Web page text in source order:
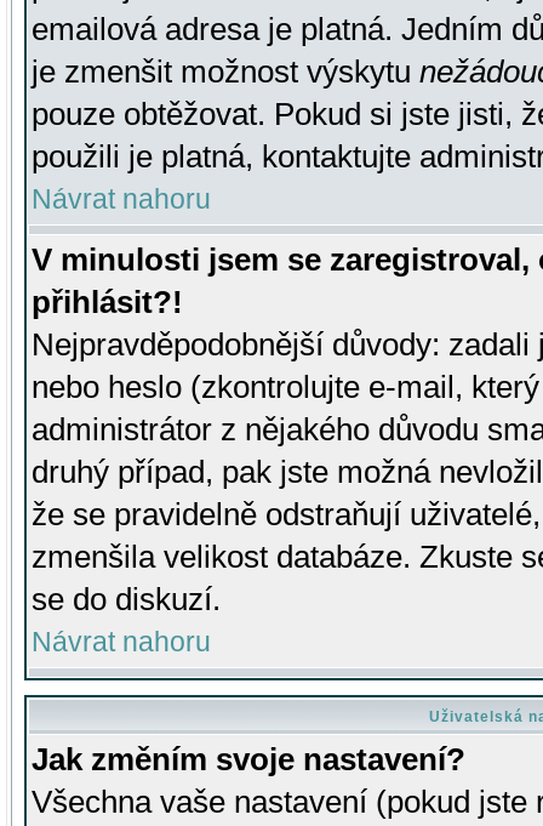
emailová adresa je platná. Jedním
je zmenšit možnost výskytu
pouze obtěžovat. Pokud si jste jisti,
použili je platná, kontaktujte
Návrat nahoru
V minulosti jsem se
přihlásit?!
Nejpravděpodobnější důvody:
nebo heslo (zkontrolujte e-mail,
administrátor z nějakého důvodu
druhý případ, pak jste možná
že se pravidelně odstraňují
zmenšila velikost databáze. Zkuste
se do diskuzí.
Návrat nahoru
Uživatelská
Jak změním svoje nastavení?
Všechna vaše nastavení (pokud